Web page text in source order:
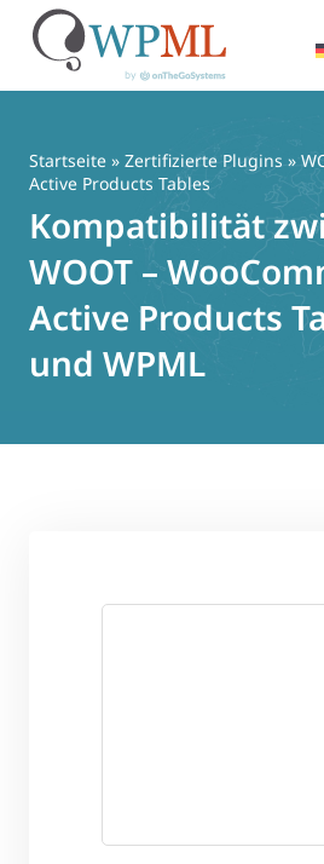
springen
Startseite » Zertifizierte Plugins »
Active Products Tables
Kompatibilität
WOOT –
Active Products
und WPML